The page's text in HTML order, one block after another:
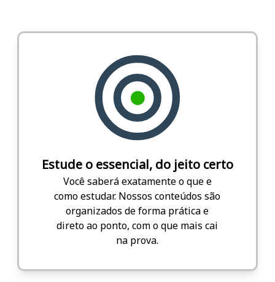
Estude o essencial, do jeito certo
Você saberá exatamente o que e
como estudar. Nossos conteúdos são
organizados de forma prática e
direto ao ponto, com o que mais cai
na prova.